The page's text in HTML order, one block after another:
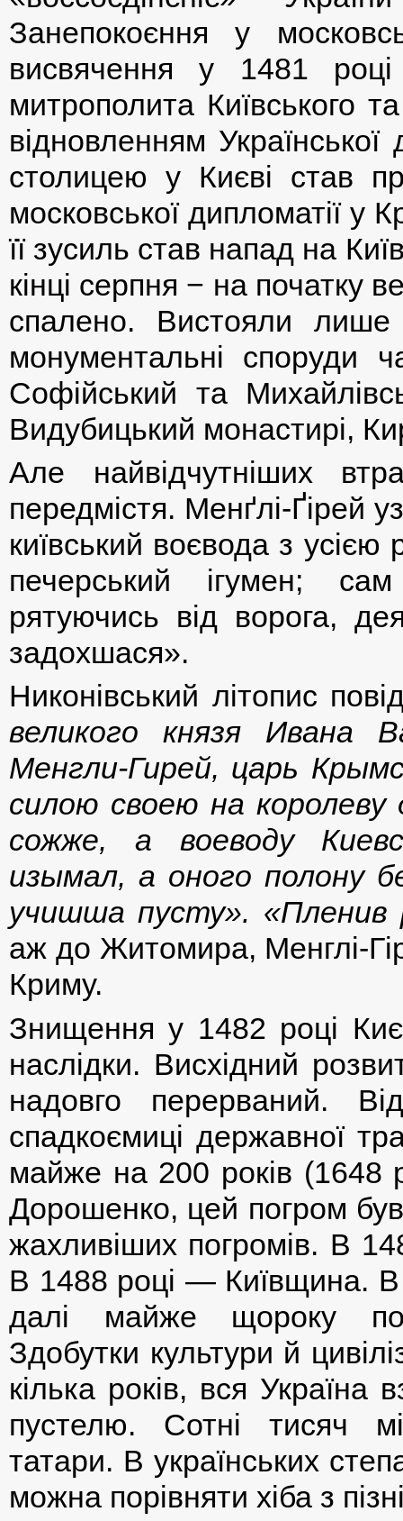
Занепокоєння у
висвячення у 1481
митрополита Київського
відновленням
столицею у Києві став
московської дипломатії у
її зусиль став напад на
кінці серпня − на початку
спалено. Вистояли лише
монументальні споруди
Софійський та
Видубицький монастирі,
Але найвідчутніших
передмістя. Менґлі-Ґірей
київський воєвода з
печерський ігумен;
рятуючись від ворога,
задохшася».
Никонівський літопис
великого князя Ивана
Менгли-Гирей, царь
силою своею на
сожже, а воеводу
изымал, а оного полону
учишша пусту». «Пленив
аж до Житомира, Менглі-
Криму.
Знищення у 1482 році
наслідки. Висхідний
надовго перерваний.
спадкоємиці державної
майже на 200 років
Дорошенко, цей погром
жахливіших погромів. В
В 1488 році — Київщина.
далі майже щороку
Здобутки культури й
кілька років, вся
пустелю. Сотні тисяч
татари. В українських
можна порівняти хіба з